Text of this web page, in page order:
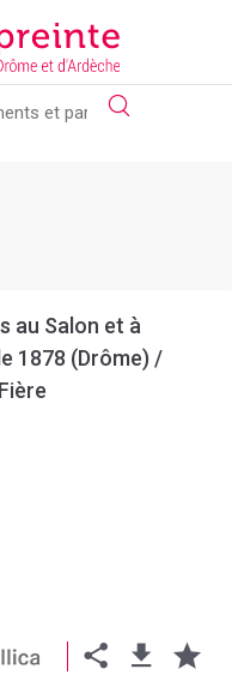
)
styling
au Salon et à
1878 (Drôme) /